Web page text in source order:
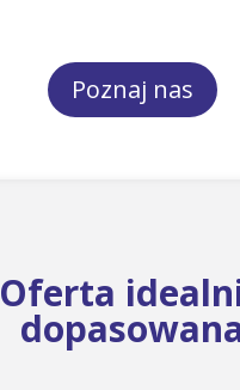
Poznaj nas
Oferta